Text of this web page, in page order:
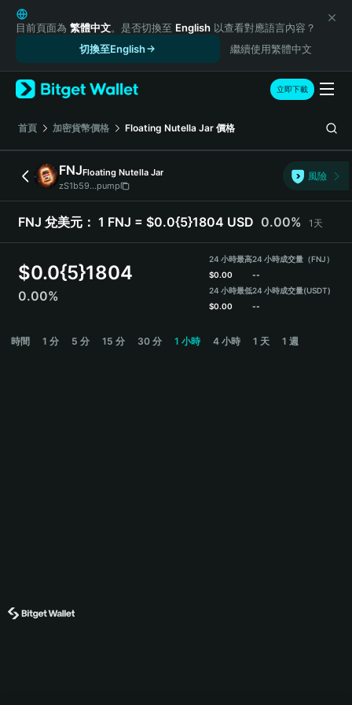
English
日本語
Русский
Español (Latinoamérica)
Türkçe
Italiano
Deutsch
简体中文
繁體中文
Português (Portugal)
हिन्दी
Español (Argentina)
目前頁面為 繁體中文。是否切換至 English 以查看對應語言內容？
切換至English
繼續使用繁體中文
立即下載
首頁 加密貨幣價格 Floating Nutella Jar 價格
FNJFloating Nutella Jar
zS1b59...pump
風險
FNJ 兌美元： 1 FNJ = $0.0{5}1804 USD 0.00% 1天
$0.0{5}1804
0.00%
24 小時最高
$0.00
24 小時最低
$0.00
24 小時成交量（FNJ）
--
24 小時成交量(USDT)
--
時間 1 分 5 分 15 分 30 分 1 小時 4 小時 1 天 1 週